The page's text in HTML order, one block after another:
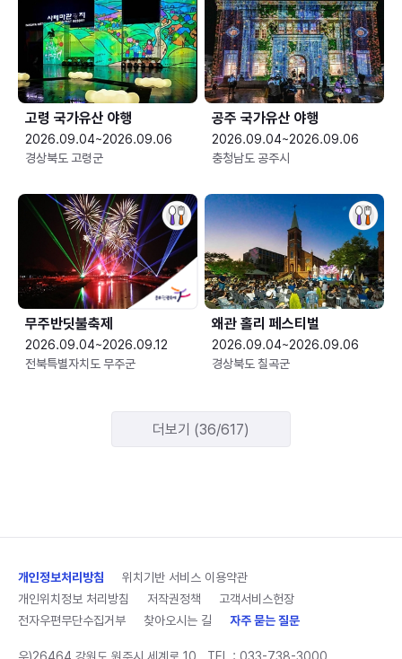
고령 국가유산 야행
2026.09.04~2026.09.06
경상북도 고령군
공주 국가유산 야행
2026.09.04~2026.09.06
충청남도 공주시
무주반딧불축제
2026.09.04~2026.09.12
전북특별자치도 무주군
왜관 홀리 페스티벌
2026.09.04~2026.09.06
경상북도 칠곡군
더보기 (36/617)
개인정보처리방침
위치기반 서비스 이용약관
개인위치정보 처리방침
저작권정책
고객서비스헌장
전자우편무단수집거부
찾아오시는 길 자주 묻는 질문